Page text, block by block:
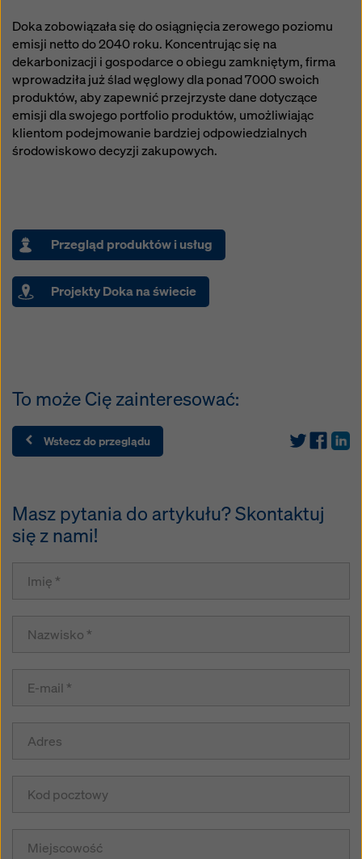
Doka zobowiązała się do osiągnięcia zerowego poziomu
emisji netto do 2040 roku. Koncentrując się na
dekarbonizacji i gospodarce o obiegu zamkniętym, firma
wprowadziła już ślad węglowy dla ponad 7000 swoich
produktów, aby zapewnić przejrzyste dane dotyczące
emisji dla swojego portfolio produktów, umożliwiając
klientom podejmowanie bardziej odpowiedzialnych
środowiskowo decyzji zakupowych.
Przegląd produktów i usług
Projekty Doka na świecie
To może Cię zainteresować:
Wstecz do przeglądu
Masz pytania do artykułu? Skontaktuj
się z nami!